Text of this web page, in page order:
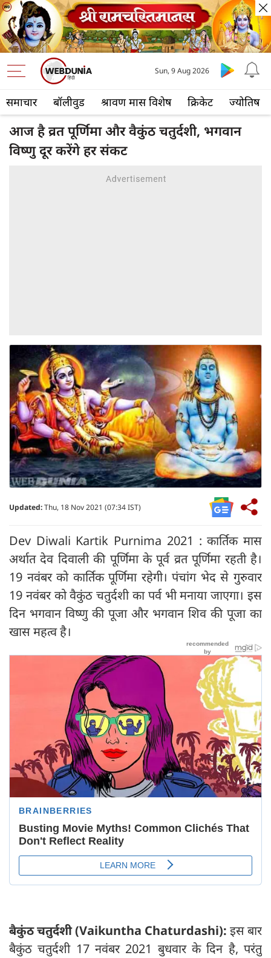
समाचार बॉलीवुड श्रावण मास विशेष क्रिकेट ज्योतिष
Sun, 9 Aug 2026
आज है व्रत पूर्णिमा और वैकुंठ चतुर्दशी, भगवान
विष्णु दूर करेंगे हर संकट
Updated:Thu, 18 Nov 2021 (07:34 IST)
Dev Diwali Kartik Purnima 2021 : कार्तिक मास
अर्थात देव दिवाली की पूर्णिमा के पूर्व व्रत पूर्णिमा रहती है।
19 नवंबर को कार्तिक पूर्णिमा रहेगी। पंचांग भेद से गुरुवार
19 नवंबर को वैकुंठ चतुर्दशी का पर्व भी मनाया जाएगा। इस
दिन भगवान विष्णु की पूजा और भगवान शिव की पूजा का
खास महत्व है।
बैकुंठ चतुर्दशी (Vaikuntha Chaturdashi): इस बार
बैकुंठ चतुर्दशी 17 नवंबर 2021 बुधवार के दिन है, परंतु